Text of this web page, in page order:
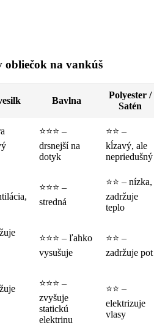
obliečok na vankúš
Bavlna
Polyester /
Satén
⭐️⭐️⭐️ –
drsnejší na
dotyk
⭐️⭐️ –
kĺzavý, ale
nepriedušný
⭐️⭐️⭐️ –
stredná
⭐️⭐️ – nízka,
zadržuje
teplo
⭐️⭐️⭐️ – ľahko
vysušuje
⭐️⭐️ –
zadržuje pot
⭐️⭐️⭐️ –
zvyšuje
statickú
elektrinu
⭐️⭐️ –
elektrizuje
vlasy